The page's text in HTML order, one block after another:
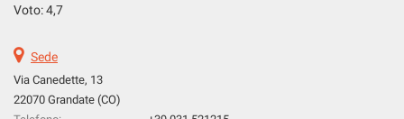
Voto: 4,7
Sede
Via Canedette, 13
22070 Grandate (CO)